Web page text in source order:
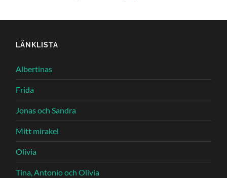
LÄNKLISTA
Albertinas
Frida
Jonas och Sandra
Mitt mirakel
Olivia
Tina, Antonio och Olivia